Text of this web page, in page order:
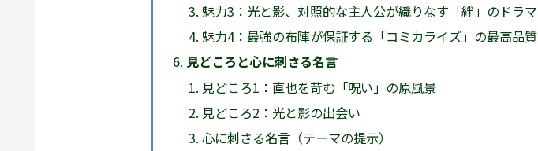
魅力3：光と影、対照的な主人公が織りなす「絆」のドラマ
魅力4：最強の布陣が保証する「コミカライズ」の最高品質
見どころと心に刺さる名言
見どころ1：直也を苛む「呪い」の原風景
見どころ2：光と影の出会い
心に刺さる名言（テーマの提示）